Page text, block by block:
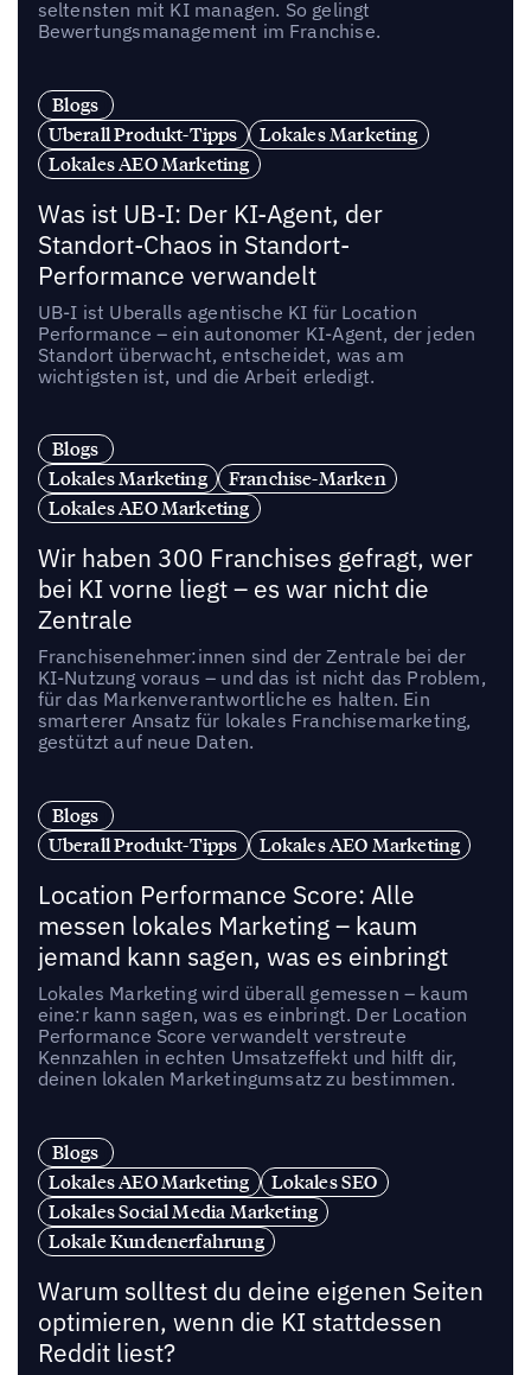
seltensten mit KI managen. So gelingt
Bewertungsmanagement im Franchise.
Blogs
Uberall Produkt-Tipps
Lokales Marketing
Lokales AEO Marketing
Was ist UB-I: Der KI-Agent, der
Standort-Chaos in Standort-
Performance verwandelt
UB-I ist Uberalls agentische KI für Location
Performance – ein autonomer KI-Agent, der jeden
Standort überwacht, entscheidet, was am
wichtigsten ist, und die Arbeit erledigt.
Blogs
Lokales Marketing
Franchise-Marken
Lokales AEO Marketing
Wir haben 300 Franchises gefragt, wer
bei KI vorne liegt – es war nicht die
Zentrale
Franchisenehmer:innen sind der Zentrale bei der
KI-Nutzung voraus – und das ist nicht das Problem,
für das Markenverantwortliche es halten. Ein
smarterer Ansatz für lokales Franchisemarketing,
gestützt auf neue Daten.
Blogs
Uberall Produkt-Tipps
Lokales AEO Marketing
Location Performance Score: Alle
messen lokales Marketing – kaum
jemand kann sagen, was es einbringt
Lokales Marketing wird überall gemessen – kaum
eine:r kann sagen, was es einbringt. Der Location
Performance Score verwandelt verstreute
Kennzahlen in echten Umsatzeffekt und hilft dir,
deinen lokalen Marketingumsatz zu bestimmen.
Blogs
Lokales AEO Marketing
Lokales SEO
Lokales Social Media Marketing
Lokale Kundenerfahrung
Warum solltest du deine eigenen Seiten
optimieren, wenn die KI stattdessen
Reddit liest?